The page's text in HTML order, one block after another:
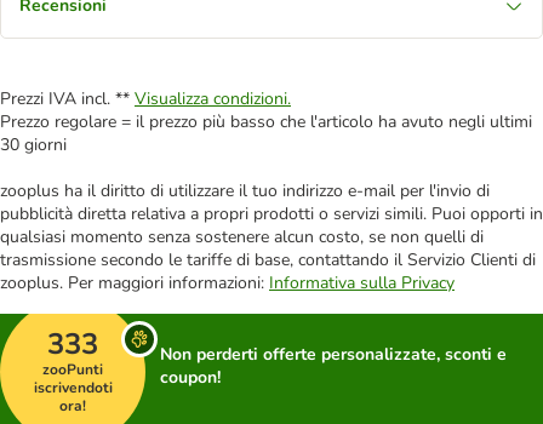
Recensioni
Prezzi IVA incl. ** Visualizza condizioni.
Prezzo regolare = il prezzo più basso che l'articolo ha avuto negli ultimi
30 giorni
zooplus ha il diritto di utilizzare il tuo indirizzo e-mail per l'invio di
pubblicità diretta relativa a propri prodotti o servizi simili. Puoi opporti in
qualsiasi momento senza sostenere alcun costo, se non quelli di
trasmissione secondo le tariffe di base, contattando il Servizio Clienti di
zooplus. Per maggiori informazioni: Informativa sulla Privacy
333
zooPunti
iscrivendoti
ora!
Non perderti offerte personalizzate, sconti e
coupon!